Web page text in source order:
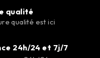
qualité
qualité est ici
24h/24 et 7j/7